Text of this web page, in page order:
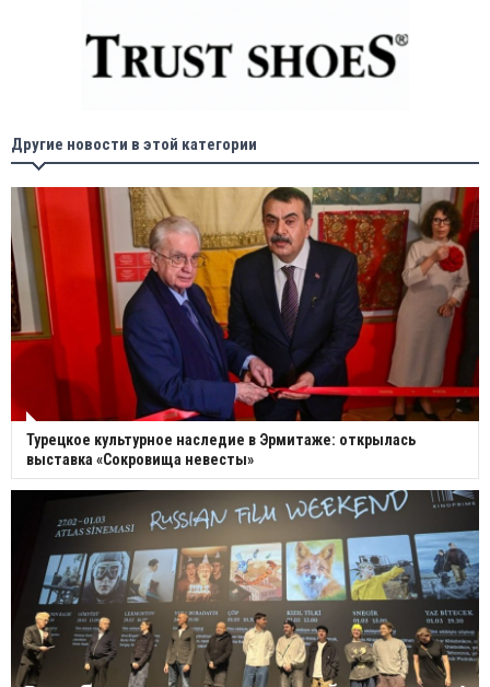
Другие новости в этой категории
Турецкое культурное наследие в Эрмитаже: открылась
выставка «Сокровища невесты»